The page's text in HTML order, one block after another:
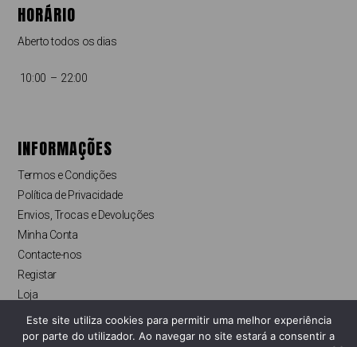
HORÁRIO
Aberto todos os dias
10:00 – 22:00
INFORMAÇÕES
Termos e Condições
Política de Privacidade
Envios, Trocas e Devoluções
Minha Conta
Contacte-nos
Registar
Loja
Finalizar compras
Livro de Reclamações Online
Este site utiliza cookies para permitir uma melhor experiência
por parte do utilizador. Ao navegar no site estará a consentir a